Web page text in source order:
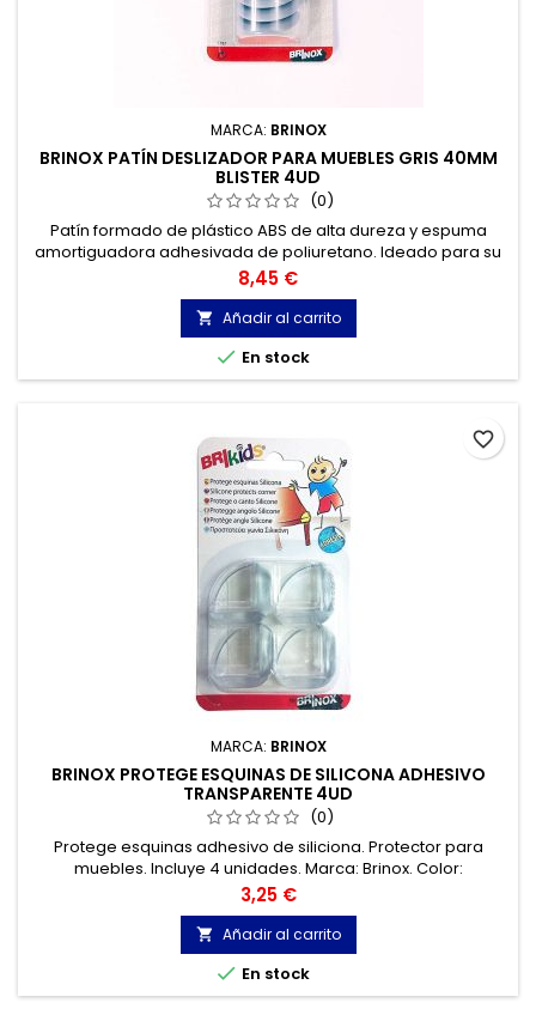
MARCA: BRINOX
BRINOX PATÍN DESLIZADOR PARA MUEBLES GRIS 40MM
BLISTER 4UD
(0)
Patín formado de plástico ABS de alta dureza y espuma
amortiguadora adhesivada de poliuretano. Ideado para su
colocación bajo muebles, sillas, mesas y sofás para
proporcionar un fácil deslizamiento.
Precio
8,45 €
 Añadir al carrito
 En stock
MARCA: BRINOX
BRINOX PROTEGE ESQUINAS DE SILICONA ADHESIVO
TRANSPARENTE 4UD
(0)
Protege esquinas adhesivo de siliciona. Protector para
muebles. Incluye 4 unidades. Marca: Brinox. Color:
transparente. Peso: 40 gramos.
Precio
3,25 €
 Añadir al carrito
 En stock
favorite_border